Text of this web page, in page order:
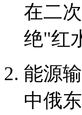
在二
绝"红
能源
中俄